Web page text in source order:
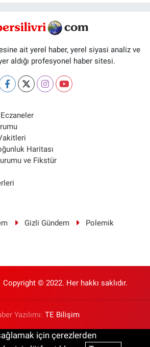
ait yerel haber, yerel siyasi analiz ve
aldığı profesyonel haber sitesi.
Haritası
ve Fikstür
Gizli Gündem
Polemik
Copyright © 2022. Her hakkı saklıdır.
Yazılımı: TE Bilişim
için çerezlerden